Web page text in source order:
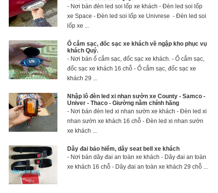
- Nơi bán đèn led soi lốp xe khách - Đèn led soi lốp
xe Space - Đèn led soi lốp xe Univrese - Đèn led soi
lốp xe ...
Ổ cắm sạc, đốc sạc xe khách về ngập kho phục vụ
khách Quý.
- Nơi bán ổ cắm sạc, đốc sạc xe khách. - Ổ cắm sạc,
đốc sạc xe khách 16 chỗ - Ổ cắm sạc, đốc sạc xe
khách 29 ...
Nhập lô đèn led xi nhan sườn xe County - Samco -
Univer - Thaco - Giường nằm chính hãng
- Nơi bán đèn led xi nhan sườn xe khách - Đèn led xi
nhan sườn xe khách 16 chỗ - Đèn led xi nhan sườn
xe khách ...
Dây đai bảo hiểm, dây seat bell xe khách
- Nơi bán dây đai an toàn xe khách - Dây đai an toàn
xe khách 16 chỗ - Dây đai an toàn xe khách 29 chỗ ...